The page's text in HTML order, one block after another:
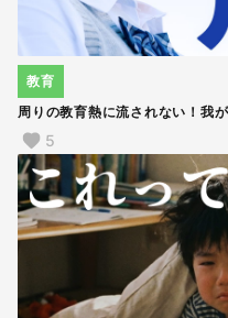
周りの教育熱に流されない！我
教育
5